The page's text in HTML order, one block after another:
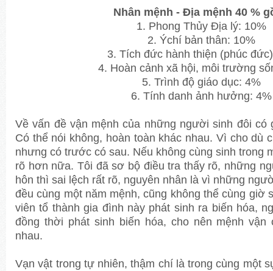
Nhân mệnh - Địa mệnh 40 %
1. Phong Thủy Địa lý: 10%
2. Ýchí bản thân: 10%
3. Tích đức hành thiện (phúc đức)
4. Hoàn cảnh xã hội, môi trường
5. Trình độ giáo dục: 4%
6. Tính danh ảnh hưởng: 4%
Về vấn đề vận mệnh của những người sinh đôi có
Có thể nói không, hoàn toàn khác nhau. Vì cho dù
nhưng có trước có sau. Nếu không cùng sinh trong
rõ hơn nữa. Tôi đã sơ bộ điều tra thấy rõ, những
hôn thì sai lệch rất rõ, nguyên nhân là vì những
đều cùng một năm mệnh, cũng không thể cùng giờ
viên tổ thành gia đình này phát sinh ra biến hóa,
đồng thời phát sinh biến hóa, cho nên mệnh
nhau.
Vạn vật trong tự nhiên, thậm chí là trong cùng một